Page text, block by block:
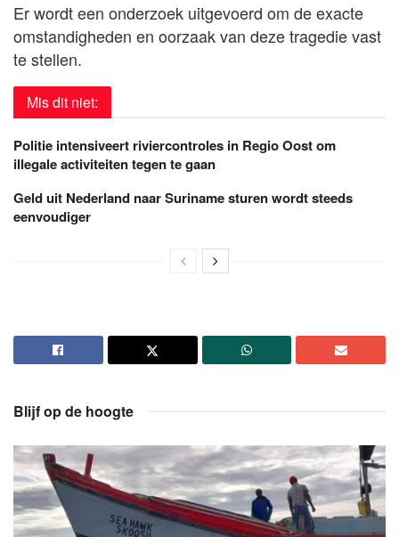
Er wordt een onderzoek uitgevoerd om de exacte
omstandigheden en oorzaak van deze tragedie vast
te stellen.
Mis dit niet:
Politie intensiveert riviercontroles in Regio Oost om
illegale activiteiten tegen te gaan
Geld uit Nederland naar Suriname sturen wordt steeds
eenvoudiger
Blijf op de hoogte